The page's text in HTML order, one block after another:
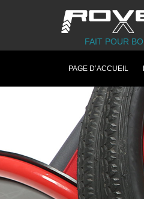
FAIT POUR
PAGE D’ACCUEIL